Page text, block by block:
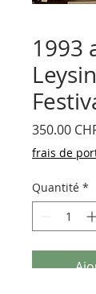
1993
350.00
frais de
Quantité *